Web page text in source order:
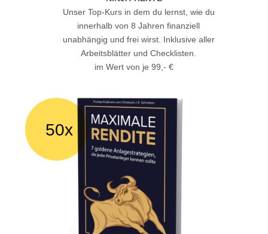
Unser Top-Kurs in dem du lernst, wie du
innerhalb von 8 Jahren finanziell
unabhängig und frei wirst. Inklusive aller
Arbeitsblätter und Checklisten.
im Wert von je 99,- €
50x